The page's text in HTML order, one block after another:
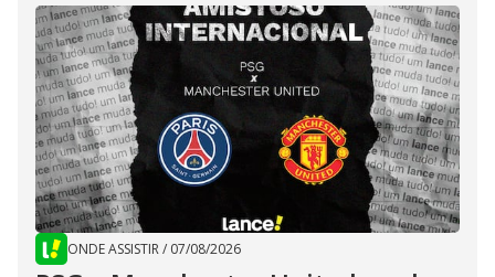
ONDE ASSISTIR/ 07/08/2026